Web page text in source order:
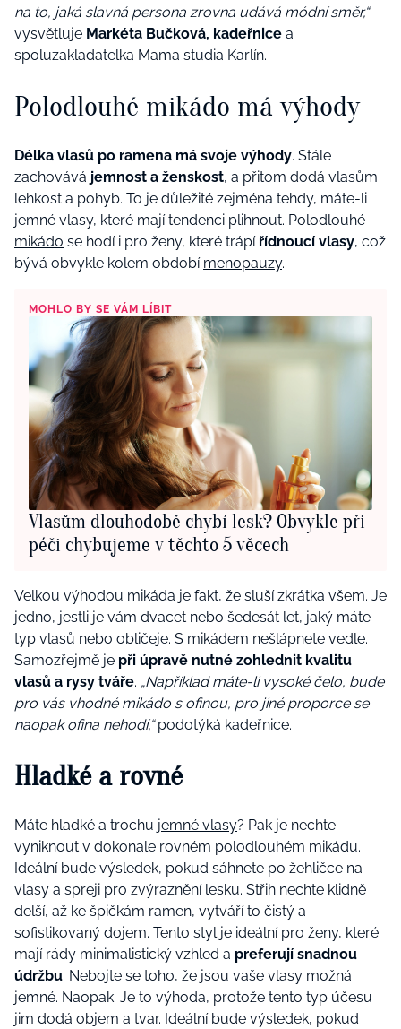
na to, jaká slavná persona zrovna udává módní směr,“
vysvětluje Markéta Bučková, kadeřnice a
spoluzakladatelka Mama studia Karlín.
Polodlouhé mikádo má výhody
Délka vlasů po ramena má svoje výhody. Stále
zachovává jemnost a ženskost, a přitom dodá vlasům
lehkost a pohyb. To je důležité zejména tehdy, máte-li
jemné vlasy, které mají tendenci plihnout. Polodlouhé
mikádo se hodí i pro ženy, které trápířídnoucí vlasy, což
bývá obvykle kolem období menopauzy.
MOHLO BY SE VÁM LÍBIT
Vlasům dlouhodobě chybí lesk? Obvykle při
péči chybujeme v těchto 5 věcech
Velkou výhodou mikáda je fakt, že sluší zkrátka všem. Je
jedno, jestli je vám dvacet nebo šedesát let, jaký máte
typ vlasů nebo obličeje. S mikádem nešlápnete vedle.
Samozřejmě je při úpravě nutné zohlednit kvalitu
vlasů a rysy tváře. „Například máte-li vysoké čelo, bude
pro vás vhodné mikádo s ofinou, pro jiné proporce se
naopak ofina nehodí,“podotýká kadeřnice.
Hladké a rovné
Máte hladké a trochu jemné vlasy? Pak je nechte
vyniknout v dokonale rovném polodlouhém mikádu.
Ideální bude výsledek, pokud sáhnete po žehličce na
vlasy a spreji pro zvýraznění lesku. Střih nechte klidně
delší, až ke špičkám ramen, vytváří to čistý a
sofistikovaný dojem. Tento styl je ideální pro ženy, které
mají rády minimalistický vzhled a preferují snadnou
údržbu. Nebojte se toho, že jsou vaše vlasy možná
jemné. Naopak. Je to výhoda, protože tento typ účesu
jim dodá objem a tvar. Ideální bude výsledek, pokud